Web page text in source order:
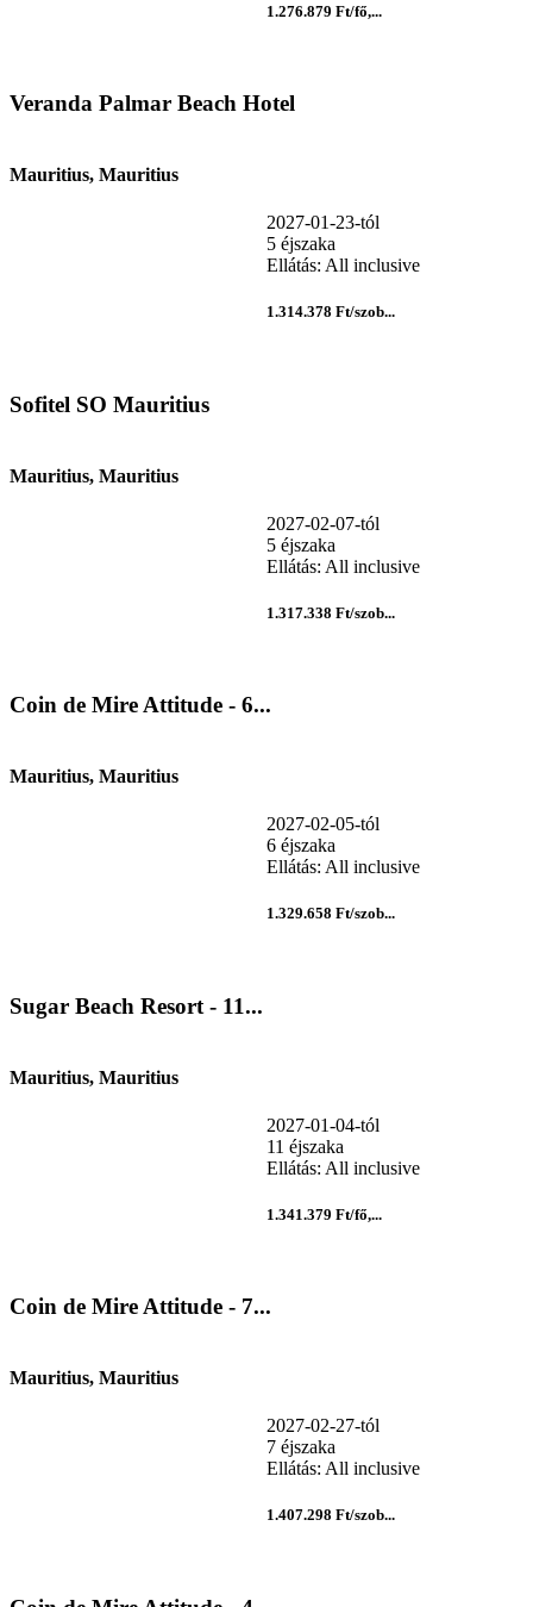
1.276.879 Ft/fő,...
Veranda Palmar Beach Hotel
Mauritius, Mauritius
2027-01-23-tól
5 éjszaka
Ellátás: All inclusive
1.314.378 Ft/szob...
Sofitel SO Mauritius
Mauritius, Mauritius
2027-02-07-tól
5 éjszaka
Ellátás: All inclusive
1.317.338 Ft/szob...
Coin de Mire Attitude - 6...
Mauritius, Mauritius
2027-02-05-tól
6 éjszaka
Ellátás: All inclusive
1.329.658 Ft/szob...
Sugar Beach Resort - 11...
Mauritius, Mauritius
2027-01-04-tól
11 éjszaka
Ellátás: All inclusive
1.341.379 Ft/fő,...
Coin de Mire Attitude - 7...
Mauritius, Mauritius
2027-02-27-tól
7 éjszaka
Ellátás: All inclusive
1.407.298 Ft/szob...